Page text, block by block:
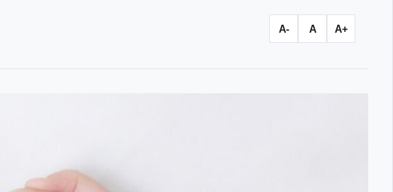
A- A A+